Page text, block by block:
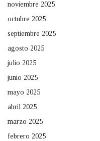
noviembre 2025
octubre 2025
septiembre 2025
agosto 2025
julio 2025
junio 2025
mayo 2025
abril 2025
marzo 2025
febrero 2025